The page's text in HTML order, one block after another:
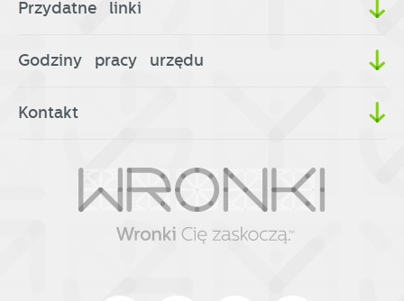
Przydatne linki
Godziny pracy urzędu
Kontakt